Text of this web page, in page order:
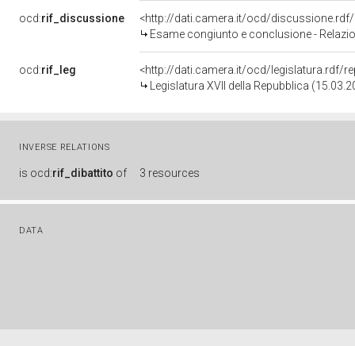
ocd:rif_discussione
<http://dati.camera.it/ocd/discussione.rdf/
Esame congiunto e conclusione - Relazione favorevole -
ocd:rif_leg
<http://dati.camera.it/ocd/legislatura.rdf/
Legislatura XVII della Repubblica
INVERSE RELATIONS
is ocd:rif_dibattito of 3 resources
DATA